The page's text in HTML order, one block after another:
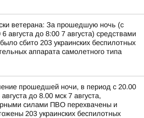
ветерана: За прошедшую ночь (с
6 августа до 8:00 7 августа) средствами
сбито 203 украинских беспилотных
аппарата самолетного типа
прошедшей ночи, в период с 20.00
августа до 8.00 мск 7 августа,
силами ПВО перехвачены и
203 украинских беспилотных